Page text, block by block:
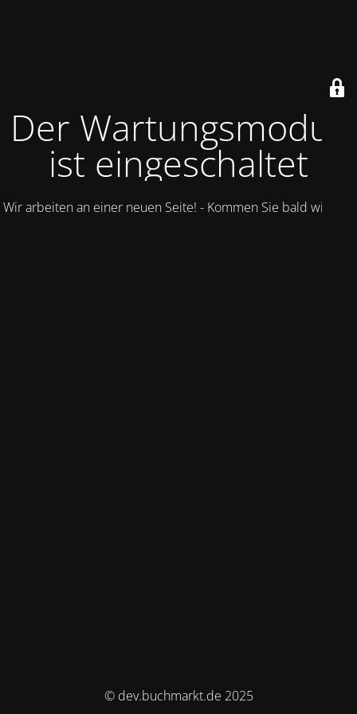
Der Wartungsmodus
ist eingeschaltet
Wir arbeiten an einer neuen Seite! - Kommen Sie bald wieder.
© dev.buchmarkt.de 2025